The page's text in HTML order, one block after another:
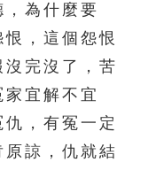
，為什麼要
，這個怨恨
完沒了，苦
宜解不宜
，有冤一定
諒，仇就結